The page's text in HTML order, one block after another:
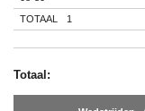
TOTAAL 1
Totaal: